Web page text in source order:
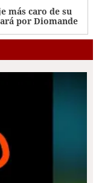
más caro de su
por Diomande